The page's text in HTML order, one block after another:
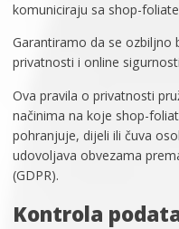
komuniciraju sa shop-
Garantiramo da se ozbiljno
privatnosti i online
Ova pravila o privatnosti
načinima na koje shop-
pohranjuje, dijeli ili čuva
udovoljava obvezama
(GDPR).
Kontrola